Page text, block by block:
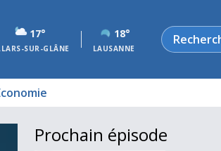
17°
SUR-GLÂNE
18°
LAUSANNE
Rechercher
Prochain épisode